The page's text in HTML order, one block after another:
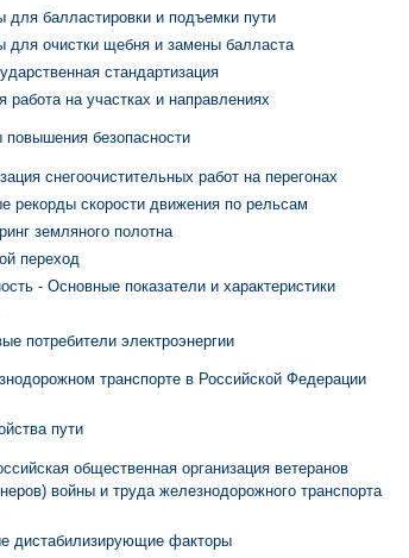
для балластировки и подъемки пути
для очистки щебня и замены балласта
стандартизация
работа на участках и направлениях
повышения безопасности
снегоочистительных работ на перегонах
рекорды скорости движения по рельсам
земляного полотна
переход
- Основные показатели и характеристики
потребители электроэнергии
транспорте в Российской Федерации
пути
общественная организация ветеранов
войны и труда железнодорожного транспорта
дистабилизирующие факторы